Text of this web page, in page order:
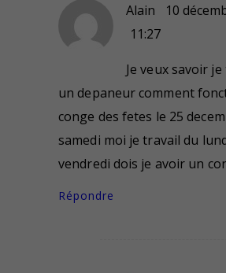
Alain
10
11:27
Je veux savoir
un depaneur comment
conge des fetes le 25
samedi moi je travail du
vendredi dois je avoir un
Répondre